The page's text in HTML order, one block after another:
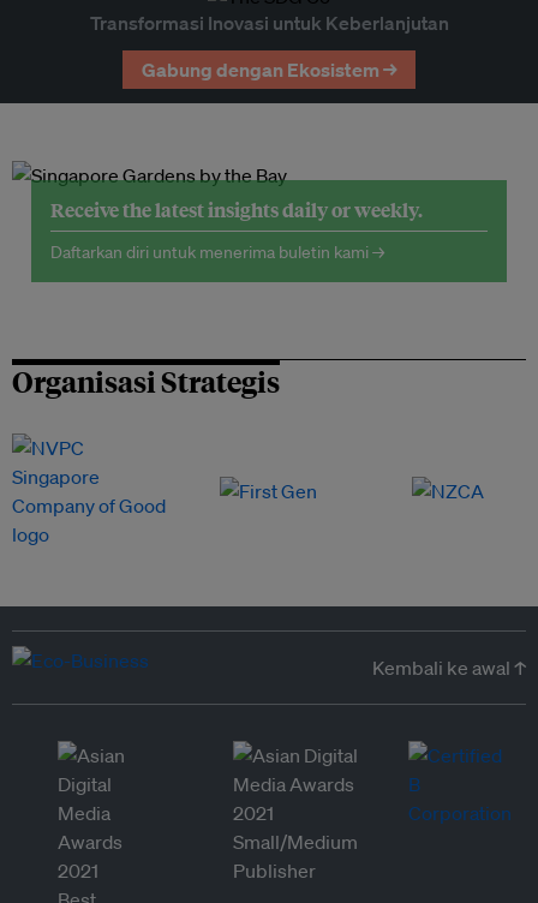
Transformasi Inovasi untuk Keberlanjutan
Gabung dengan Ekosistem →
Receive the latest insights daily or weekly.
Daftarkan diri untuk menerima buletin kami →
Organisasi Strategis
Kembali ke awal ↑